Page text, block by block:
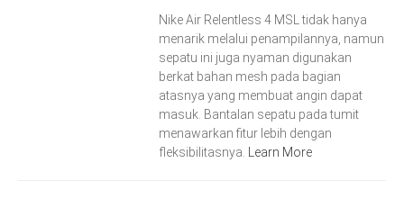
Nike Air Relentless 4 MSL tidak hanya
menarik melalui penampilannya, namun
sepatu ini juga nyaman digunakan
berkat bahan mesh pada bagian
atasnya yang membuat angin dapat
masuk. Bantalan sepatu pada tumit
menawarkan fitur lebih dengan
fleksibilitasnya.
Learn More